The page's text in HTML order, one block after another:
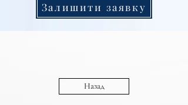
Залишити заявку
Назад